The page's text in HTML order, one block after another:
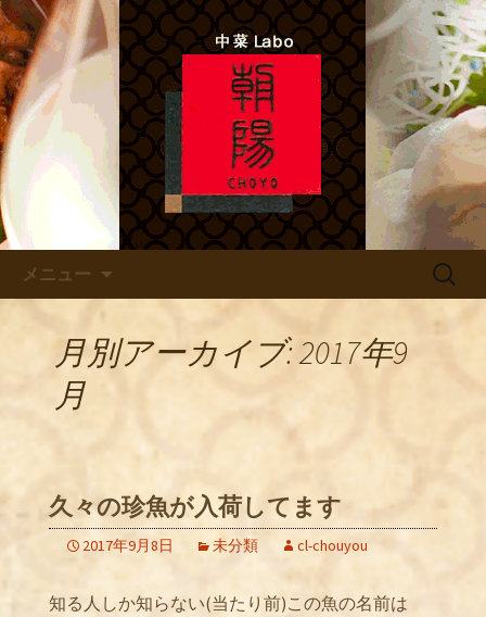
北新地ので本格四川料理 「中
菜Labo.朝陽」
中菜Lab.朝陽 シェフのあれこれ
メニュー
検
月別アーカイブ: 2017年9
月
久々の珍魚が入荷してます
2017年9月8日 未分類 cl-chouyou
知る人しか知らない(当たり前)この魚の名前は